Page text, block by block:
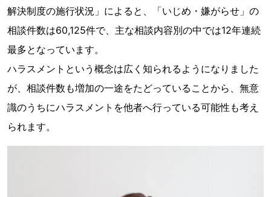
解決制度の施行状況」によると、「いじめ・嫌がらせ」の
相談件数は60,125件で、主な相談内容別の中では12年連続
最多となっています。
ハラスメントという概念は広く知られるようになりました
が、相談件数も増加の一途をたどっていることから、無意
識のうちにハラスメントを他者へ行っている可能性も考え
られます。